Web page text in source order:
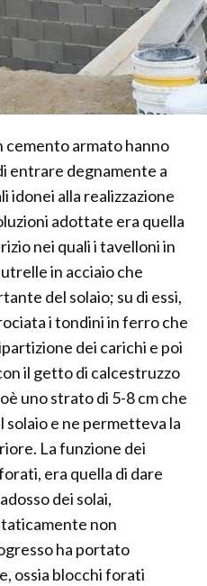
armato hanno
entrare degnamente a
idonei alla realizzazione
adottate era quella
nei quali i tavelloni in
in acciaio che
del solaio; su di essi,
i tondini in ferro che
dei carichi e poi
il getto di calcestruzzo
uno strato di 5-8 cm che
e ne permetteva la
La funzione dei
era quella di dare
dei solai,
non
ha portato
ossia blocchi forati